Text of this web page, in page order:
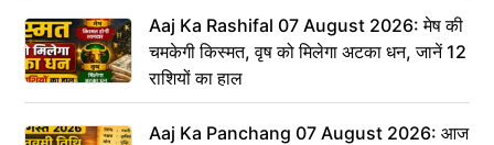
Aaj Ka Rashifal 07 August 2026: मेष की
चमकेगी किस्मत, वृष को मिलेगा अटका धन, जानें 12
राशियों का हाल
Aaj Ka Panchang 07 August 2026: आज